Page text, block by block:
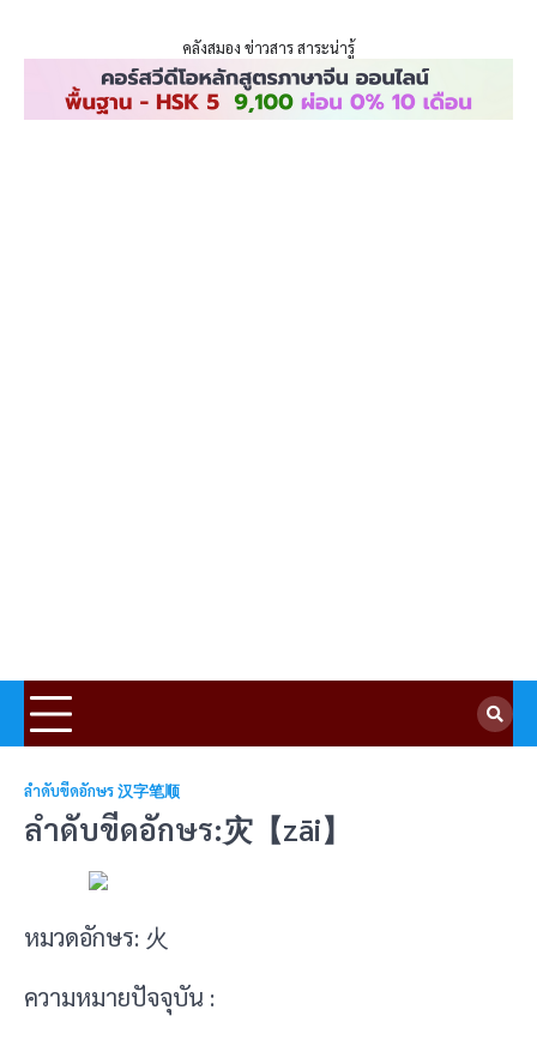
คลังสมอง ข่าวสาร สาระน่ารู้
ลำดับขีดอักษร 汉字笔顺
ลำดับขีดอักษร:灾【zāi】
หมวดอักษร: 火
ความหมายปัจจุบัน :